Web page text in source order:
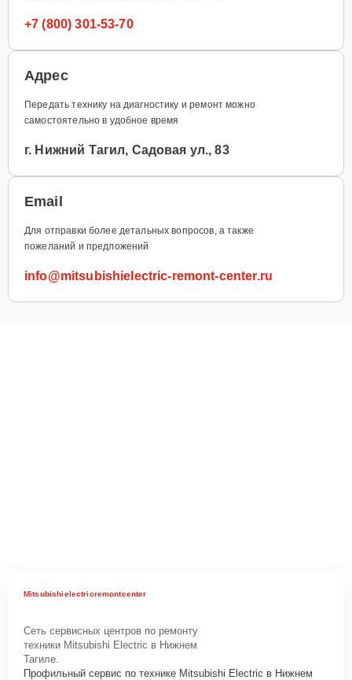
+7 (800) 301-53-70
Адрес
Передать технику на диагностику и ремонт можно
самостоятельно в удобное время
г. Нижний Тагил, Садовая ул., 83
Email
Для отправки более детальных вопросов, а также
пожеланий и предложений
info@mitsubishielectric-remont-center.ru
Mitsubishielectricremontcenter
Сеть сервисных центров по ремонту
техники Mitsubishi Electric в Нижнем
Тагиле.
Профильный сервис по технике Mitsubishi Electric в Нижнем